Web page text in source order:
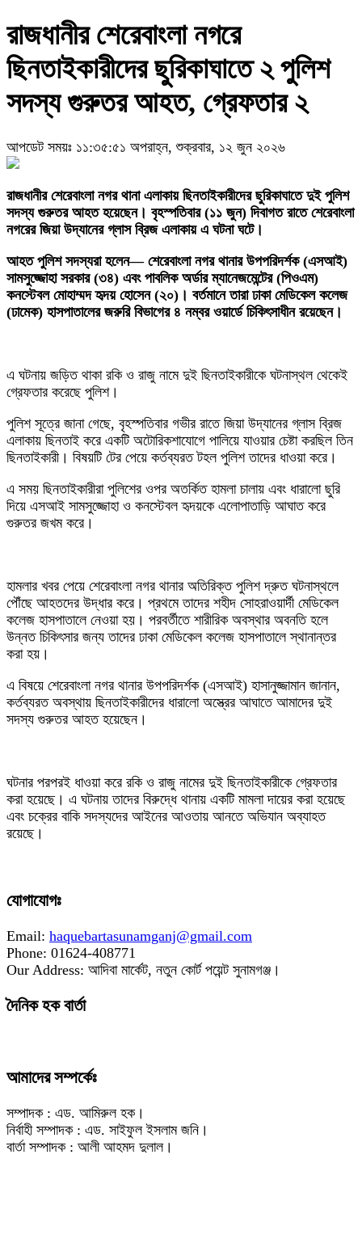
রাজধানীর শেরেবাংলা নগরে
ছিনতাইকারীদের ছুরিকাঘাতে ২ পুলিশ
সদস্য গুরুতর আহত, গ্রেফতার ২
আপডেট সময়ঃ ১১:৩৫:৫১ অপরাহ্ন, শুক্রবার, ১২ জুন ২০২৬
‎রাজধানীর শেরেবাংলা নগর থানা এলাকায় ছিনতাইকারীদের ছুরিকাঘাতে দুই পুলিশ
সদস্য গুরুতর আহত হয়েছেন। বৃহস্পতিবার (১১ জুন) দিবাগত রাতে শেরেবাংলা
নগরের জিয়া উদ্যানের গ্লাস ব্রিজ এলাকায় এ ঘটনা ঘটে।
‎আহত পুলিশ সদস্যরা হলেন— শেরেবাংলা নগর থানার উপপরিদর্শক (এসআই)
সামসুজ্জোহা সরকার (৩৪) এবং পাবলিক অর্ডার ম্যানেজমেন্টের (পিওএম)
কনস্টেবল মোহাম্মদ হৃদয় হোসেন (২০)। বর্তমানে তারা ঢাকা মেডিকেল কলেজ
(ঢামেক) হাসপাতালের জরুরি বিভাগের ৪ নম্বর ওয়ার্ডে চিকিৎসাধীন রয়েছেন।
‎এ ঘটনায় জড়িত থাকা রকি ও রাজু নামে দুই ছিনতাইকারীকে ঘটনাস্থল থেকেই
গ্রেফতার করেছে পুলিশ।
‎পুলিশ সূত্রে জানা গেছে, বৃহস্পতিবার গভীর রাতে জিয়া উদ্যানের গ্লাস ব্রিজ
এলাকায় ছিনতাই করে একটি অটোরিকশাযোগে পালিয়ে যাওয়ার চেষ্টা করছিল তিন
ছিনতাইকারী। বিষয়টি টের পেয়ে কর্তব্যরত টহল পুলিশ তাদের ধাওয়া করে।
এ সময় ছিনতাইকারীরা পুলিশের ওপর অতর্কিত হামলা চালায় এবং ধারালো ছুরি
দিয়ে এসআই সামসুজ্জোহা ও কনস্টেবল হৃদয়কে এলোপাতাড়ি আঘাত করে
গুরুতর জখম করে।
‎হামলার খবর পেয়ে শেরেবাংলা নগর থানার অতিরিক্ত পুলিশ দ্রুত ঘটনাস্থলে
পৌঁছে আহতদের উদ্ধার করে। প্রথমে তাদের শহীদ সোহরাওয়ার্দী মেডিকেল
কলেজ হাসপাতালে নেওয়া হয়। পরবর্তীতে শারীরিক অবস্থার অবনতি হলে
উন্নত চিকিৎসার জন্য তাদের ঢাকা মেডিকেল কলেজ হাসপাতালে স্থানান্তর
করা হয়।
‎এ বিষয়ে শেরেবাংলা নগর থানার উপপরিদর্শক (এসআই) হাসানুজ্জামান জানান,
কর্তব্যরত অবস্থায় ছিনতাইকারীদের ধারালো অস্ত্রের আঘাতে আমাদের দুই
সদস্য গুরুতর আহত হয়েছেন।
‎ঘটনার পরপরই ধাওয়া করে রকি ও রাজু নামের দুই ছিনতাইকারীকে গ্রেফতার
করা হয়েছে। এ ঘটনায় তাদের বিরুদ্ধে থানায় একটি মামলা দায়ের করা হয়েছে
এবং চক্রের বাকি সদস্যদের আইনের আওতায় আনতে অভিযান অব্যাহত
রয়েছে।
যোগাযোগঃ
Email: haquebartasunamganj@gmail.com
Phone: 01624-408771
Our Address: আদিবা মার্কেট, নতুন কোর্ট পয়েন্ট সুনামগঞ্জ।
দৈনিক হক বার্তা
আমাদের সম্পর্কেঃ
সম্পাদক : এড. আমিরুল হক।
নির্বাহী সম্পাদক : এড. সাইফুল ইসলাম জনি।
বার্তা সম্পাদক : আলী আহমদ দুলাল।